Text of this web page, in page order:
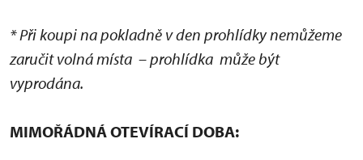
* Při koupi na pokladně v den prohlídky nemůžeme
zaručit volná místa – prohlídka může být
vyprodána.
MIMOŘÁDNÁ OTEVÍRACÍ DOBA: